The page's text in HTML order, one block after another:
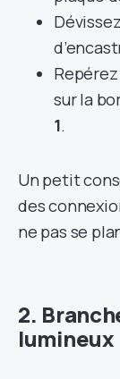
sur la
1.
Un petit
des
ne pas se
2.
lumineux